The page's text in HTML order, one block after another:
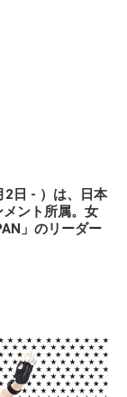
2日 - ）は、日本
ント所属。女
」のリーダー